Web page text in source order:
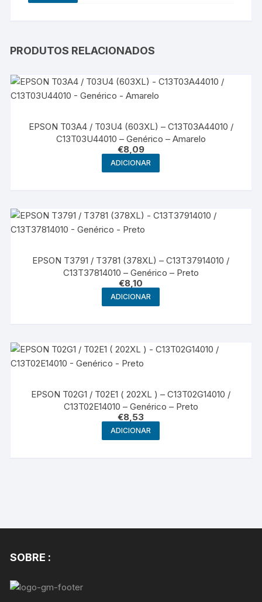
PRODUTOS RELACIONADOS
EPSON T03A4 / T03U4 (603XL) – C13T03A44010 /
C13T03U44010 – Genérico – Amarelo
€8,09
ADICIONAR
EPSON T3791 / T3781 (378XL) – C13T37914010 /
C13T37814010 – Genérico – Preto
€8,10
ADICIONAR
EPSON T02G1 / T02E1 ( 202XL ) – C13T02G14010 /
C13T02E14010 – Genérico – Preto
€8,53
ADICIONAR
SOBRE :